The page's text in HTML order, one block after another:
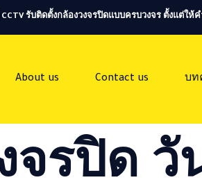
CCTV รับติดตั้งกล้องวงจรปิดแบบครบวงจร ตั้งแต่
About us Contact us บท
จรปิด วั